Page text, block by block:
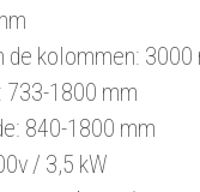
kolommen: 3000
733-1800 mm
840-1800 mm
/ 3,5 kW